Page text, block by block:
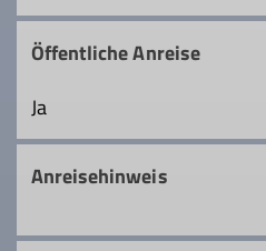
Öffentliche Anreise
Ja
Anreisehinweis